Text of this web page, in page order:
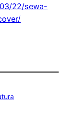
22/sewa-